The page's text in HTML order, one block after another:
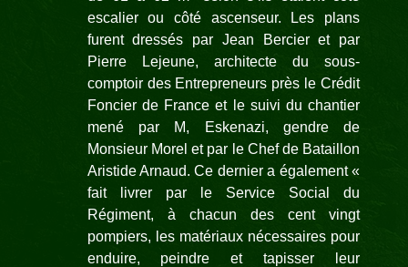
escalier ou côté ascenseur. Les plans
furent dressés par Jean Bercier et par
Pierre Lejeune, architecte du sous-
comptoir des Entrepreneurs près le Crédit
Foncier de France et le suivi du chantier
mené par M, Eskenazi, gendre de
Monsieur Morel et par le Chef de Bataillon
Aristide Arnaud. Ce dernier a également «
fait livrer par le Service Social du
Régiment, à chacun des cent vingt
pompiers, les matériaux nécessaires pour
enduire, peindre et tapisser leur